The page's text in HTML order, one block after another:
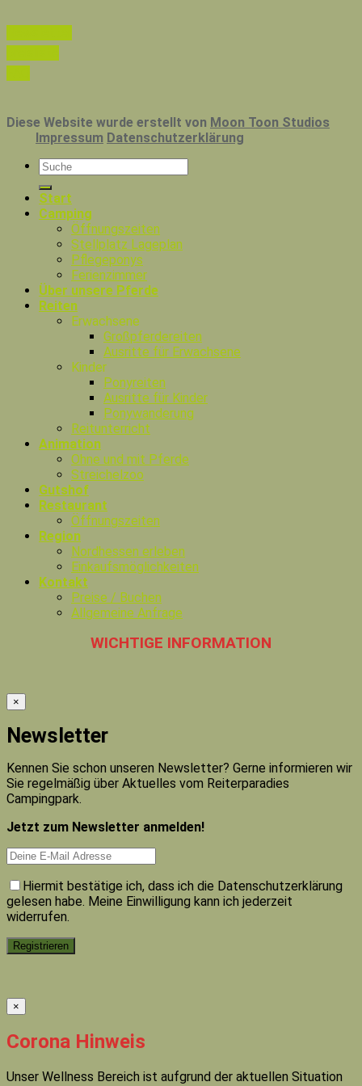
Diese Website wurde erstellt von Moon Toon Studios
Impressum Datenschutzerklärung
Start
Camping
Öffnungszeiten
Stellplatz Lageplan
Pflegeponys
Ferienzimmer
Über unsere Pferde
Reiten
Erwachsene
Großpferdereiten
Ausritte für Erwachsene
Kinder
Ponyreiten
Ausritte für Kinder
Ponywanderung
Reitunterricht
Animation
Ohne und mit Pferde
Streichelzoo
Gutshof
Restaurant
Öffnungszeiten
Region
Nordhessen erleben
Einkaufsmöglichkeiten
Kontakt
Preise / Buchen
Allgemeine Anfrage
WICHTIGE INFORMATION
×
Newsletter
Kennen Sie schon unseren Newsletter? Gerne informieren wir
Sie regelmäßig über Aktuelles vom Reiterparadies
Campingpark.
Jetzt zum Newsletter anmelden!
Hiermit bestätige ich, dass ich die Datenschutzerklärung
gelesen habe. Meine Einwilligung kann ich jederzeit
widerrufen.
×
Corona Hinweis
Unser Wellness Bereich ist aufgrund der aktuellen Situation